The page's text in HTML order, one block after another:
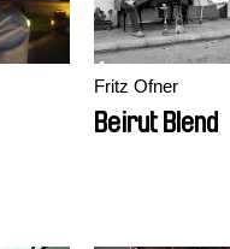
Fritz Ofner
Beirut Blend